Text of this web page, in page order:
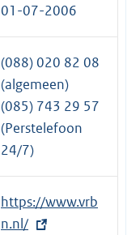
01-07-2006
(088) 020 82 08
(algemeen)
(085) 743 29 57
(Perstelefoon
24/7)
E
x
https://www.vrb
n.nl/